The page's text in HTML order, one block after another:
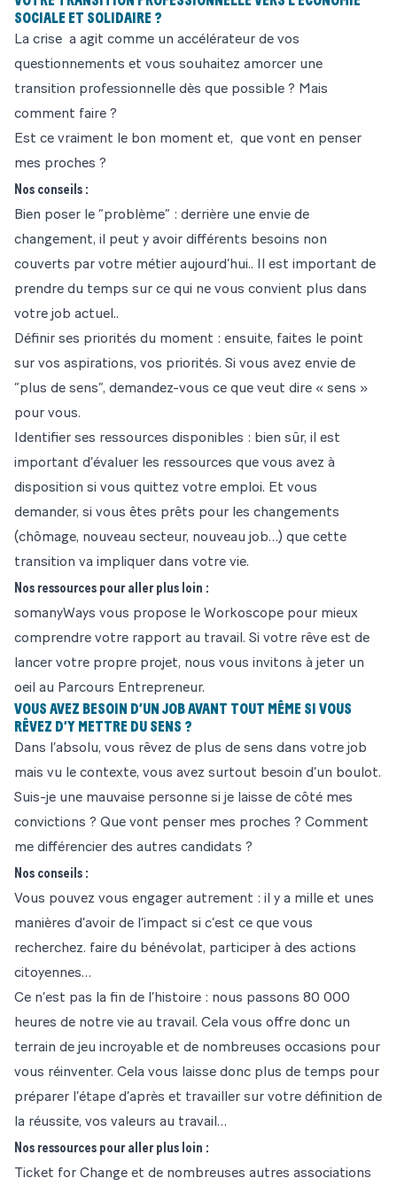
SOCIALE ET SOLIDAIRE ?
La crise a agit comme un accélérateur de vos
questionnements et vous souhaitez amorcer une
transition professionnelle dès que possible ? Mais
comment faire ?
Est ce vraiment le bon moment et, que vont en penser
mes proches ?
Nos conseils :
Bien poser le “problème” : derrière une envie de
changement, il peut y avoir différents besoins non
couverts par votre métier aujourd’hui.. Il est important de
prendre du temps sur ce qui ne vous convient plus dans
votre job actuel..
Définir ses priorités du moment : ensuite, faites le point
sur vos aspirations, vos priorités. Si vous avez envie de
“plus de sens”, demandez-vous ce que veut dire « sens »
pour vous.
Identifier ses ressources disponibles : bien sûr, il est
important d’évaluer les ressources que vous avez à
disposition si vous quittez votre emploi. Et vous
demander, si vous êtes prêts pour les changements
(chômage, nouveau secteur, nouveau job…) que cette
transition va impliquer dans votre vie.
Nos ressources pour aller plus loin :
somanyWays vous propose le Workoscope pour mieux
comprendre votre rapport au travail. Si votre rêve est de
lancer votre propre projet, nous vous invitons à jeter un
oeil au Parcours Entrepreneur.
VOUS AVEZ BESOIN D’UN JOB AVANT TOUT MÊME SI VOUS
RÊVEZ D’Y METTRE DU SENS ?
Dans l’absolu, vous rêvez de plus de sens dans votre job
mais vu le contexte, vous avez surtout besoin d’un boulot.
Suis-je une mauvaise personne si je laisse de côté mes
convictions ? Que vont penser mes proches ? Comment
me différencier des autres candidats ?
Nos conseils :
Vous pouvez vous engager autrement : il y a mille et unes
manières d’avoir de l’impact si c’est ce que vous
recherchez. faire du bénévolat, participer à des actions
citoyennes…
Ce n’est pas la fin de l’histoire : nous passons 80 000
heures de notre vie au travail. Cela vous offre donc un
terrain de jeu incroyable et de nombreuses occasions pour
vous réinventer. Cela vous laisse donc plus de temps pour
préparer l’étape d’après et travailler sur votre définition de
la réussite, vos valeurs au travail…
Nos ressources pour aller plus loin :
Ticket for Change et de nombreuses autres associations